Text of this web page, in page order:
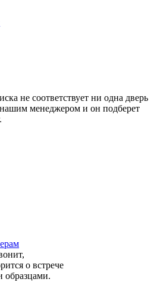
не соответствует ни одна дверь
нашим менеджером и он подберет
о встрече
образцами.